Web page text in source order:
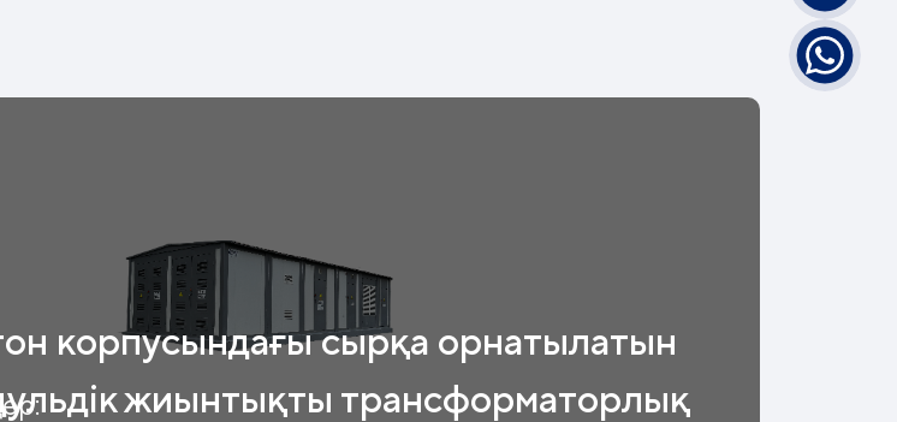
корпусындағы сырқа орнатылатын
жиынтықты трансформаторлық